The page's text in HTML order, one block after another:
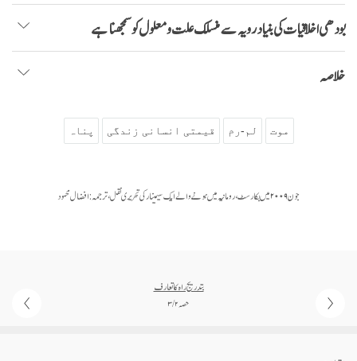
بودھی اخلاقیات کی بنیاد رویہ سے منسلک علت و معلول کو سمجھنا ہے
خلاصہ
موت لم-رم قیمتی انسانی زندگی پناہ
جون ۲۰۰۹ میں بکارسٹ، رومانیہ میں ہونے والے ایک سیمینار کی تحریری نقل، ترجمہ: افضال محمود
بتدریج راہ کا تعارف
حصہ ۲ / ۳